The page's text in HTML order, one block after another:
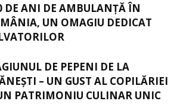
DE ANI DE AMBULANȚĂ ÎN
UN OMAGIU DEDICAT
DE PEPENI DE LA
– UN GUST AL COPILĂRIEI
PATRIMONIU CULINAR UNIC